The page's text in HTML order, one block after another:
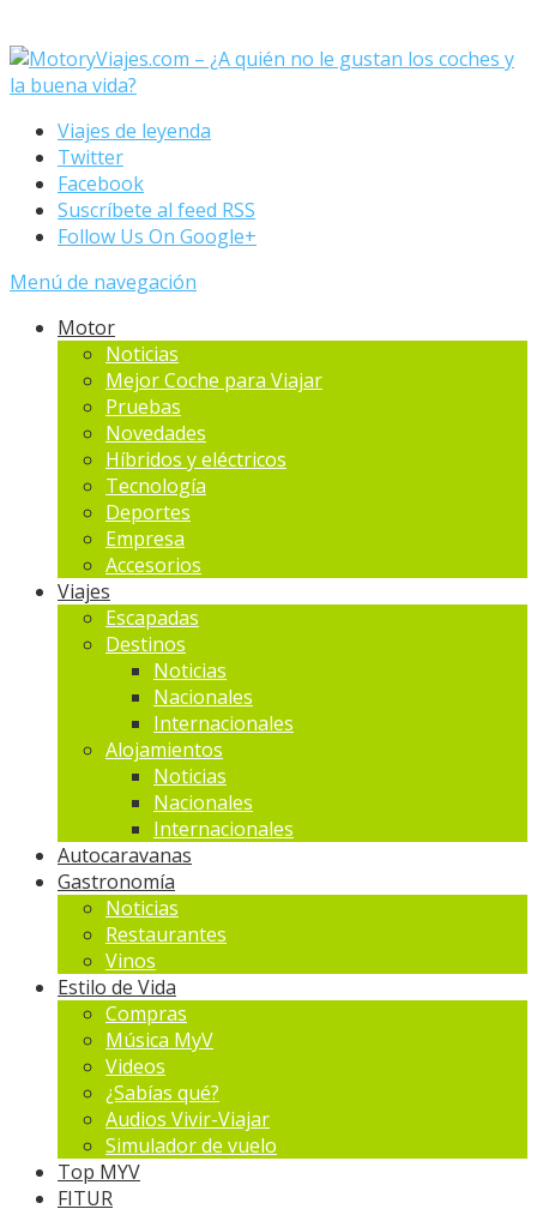
Viajes de leyenda
Twitter
Facebook
Suscríbete al feed RSS
Follow Us On Google+
Menú de navegación
Motor
Noticias
Mejor Coche para Viajar
Pruebas
Novedades
Hí­bridos y eléctricos
Tecnología
Deportes
Empresa
Accesorios
Viajes
Escapadas
Destinos
Noticias
Nacionales
Internacionales
Alojamientos
Noticias
Nacionales
Internacionales
Autocaravanas
Gastronomía
Noticias
Restaurantes
Vinos
Estilo de Vida
Compras
Música MyV
Videos
¿Sabías qué?
Audios Vivir-Viajar
Simulador de vuelo
Top MYV
FITUR